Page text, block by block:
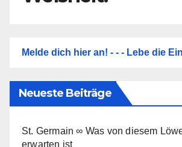
Melde dich hier an! - - - Lebe die
Neueste Beiträge
St. Germain ∞ Was von diesem
erwarten ist